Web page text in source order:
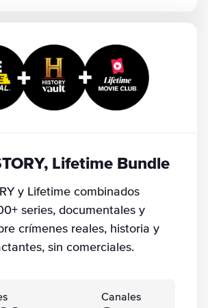
Lifetime Bundle
y Lifetime combinados
series, documentales y
crímenes reales, historia y
sin comerciales.
Canales